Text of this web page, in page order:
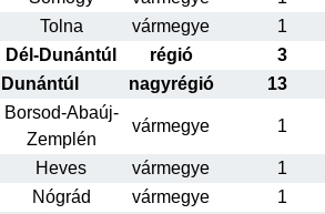
Tolna
vármegye 1
Dél-Dunántúl
régió 3
Dunántúl
nagyrégió 13
Borsod-Abaúj-
Zemplén
vármegye 1
Heves vármegye 1
Nógrád
vármegye 1